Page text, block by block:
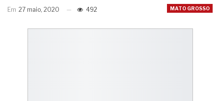
MATO GROSSO
Em 27 maio, 2020 492